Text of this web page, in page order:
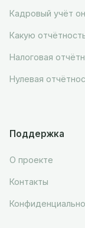
Кадровый учёт
Какую
Налоговая
Нулевая
Поддержка
О проекте
Контакты